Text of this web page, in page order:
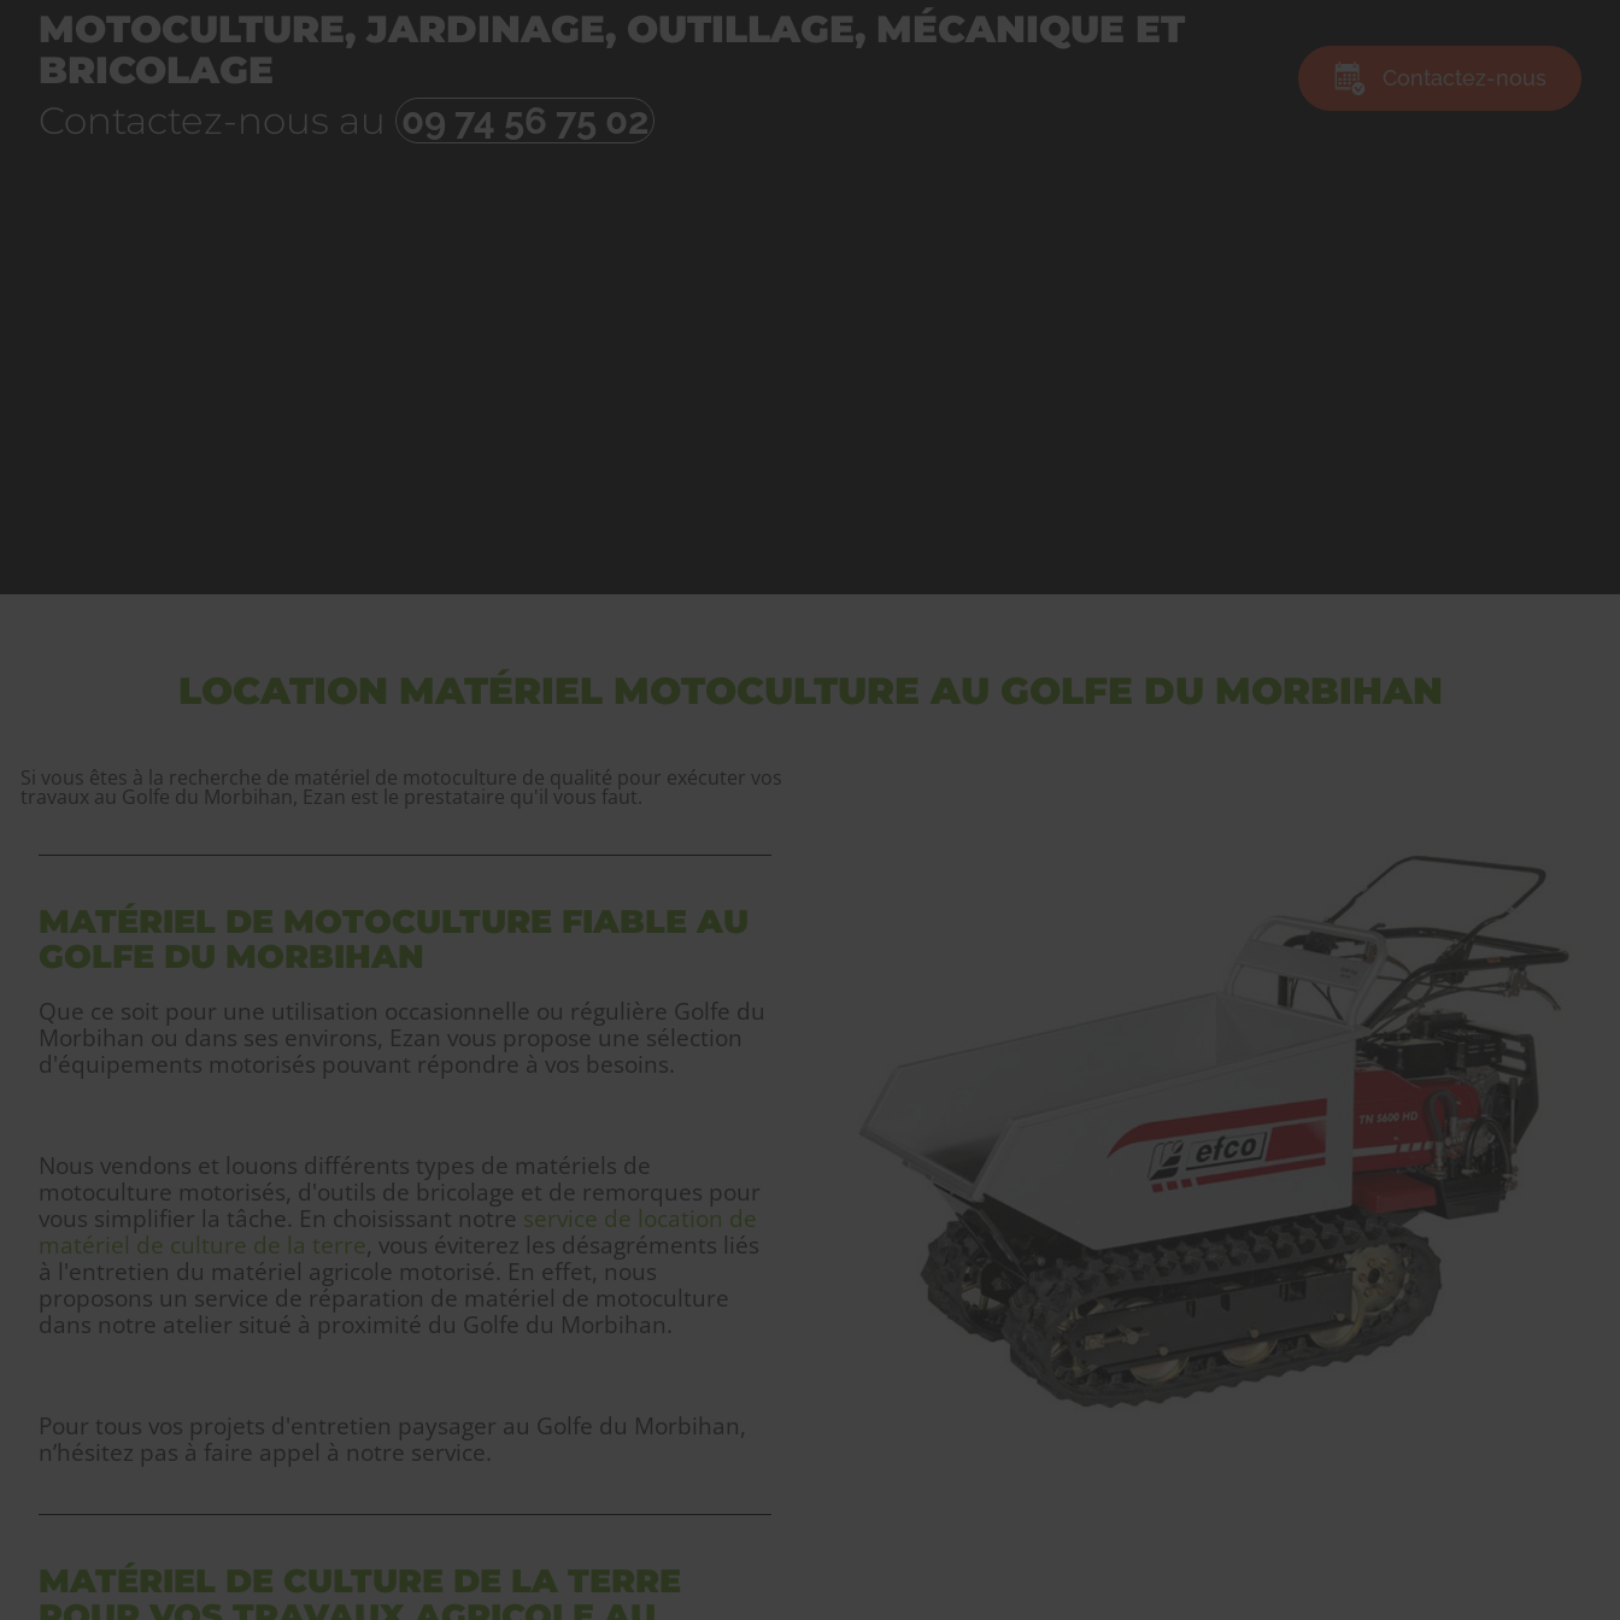
MOTOCULTURE, JARDINAGE, OUTILLAGE, MÉCANIQUE ET
BRICOLAGE
Contactez-nous au 09 74 56 75 02
Contactez-nous
LOCATION MATÉRIEL MOTOCULTURE AU GOLFE DU MORBIHAN
Si vous êtes à la recherche de matériel de motoculture de qualité pour exécuter vos
travaux au Golfe du Morbihan, Ezan est le prestataire qu'il vous faut.
MATÉRIEL DE MOTOCULTURE FIABLE AU
GOLFE DU MORBIHAN
Que ce soit pour une utilisation occasionnelle ou régulière Golfe du
Morbihan ou dans ses environs, Ezan vous propose une sélection
d'équipements motorisés pouvant répondre à vos besoins.
Nous vendons et louons différents types de matériels de
motoculture motorisés, d'outils de bricolage et de remorques pour
vous simplifier la tâche. En choisissant notre service de location de
matériel de culture de la terre, vous éviterez les désagréments liés
à l'entretien du matériel agricole motorisé. En effet, nous
proposons un service de réparation de matériel de motoculture
dans notre atelier situé à proximité du Golfe du Morbihan.
Pour tous vos projets d'entretien paysager au Golfe du Morbihan,
n’hésitez pas à faire appel à notre service.
MATÉRIEL DE CULTURE DE LA TERRE